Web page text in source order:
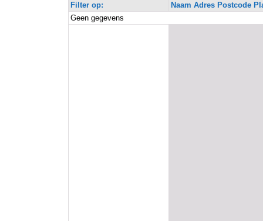
Filter op:
Naam Adres Postcode
Geen gegevens